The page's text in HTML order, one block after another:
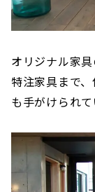
オリジナル家
特注家具まで
も手がけられて